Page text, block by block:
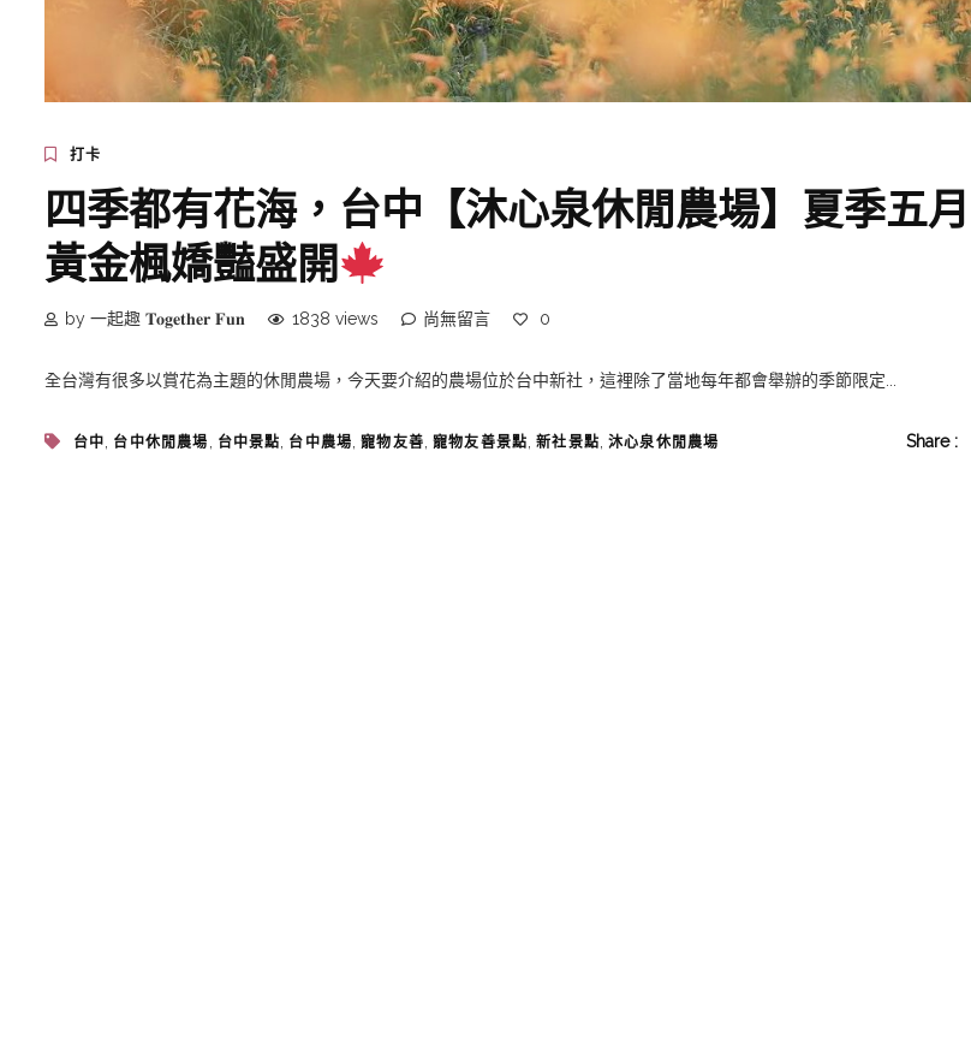
打卡
四季都有花海，台中【沐心泉休閒農場】夏季五
黃金楓嬌豔盛開
by 一起趣 𝐓𝐨𝐠𝐞𝐭𝐡𝐞𝐫 𝐅𝐮𝐧 1838 views 尚無留言 0
全台灣有很多以賞花為主題的休閒農場，今天要介紹的農場位於台中新社，這裡除了當地每年都會舉辦的季節限定...
台中, 台中休閒農場 , 台中景點, 台中農場,寵物友善,寵物友善景點,新社景點,沐心泉休閒農場 Share :